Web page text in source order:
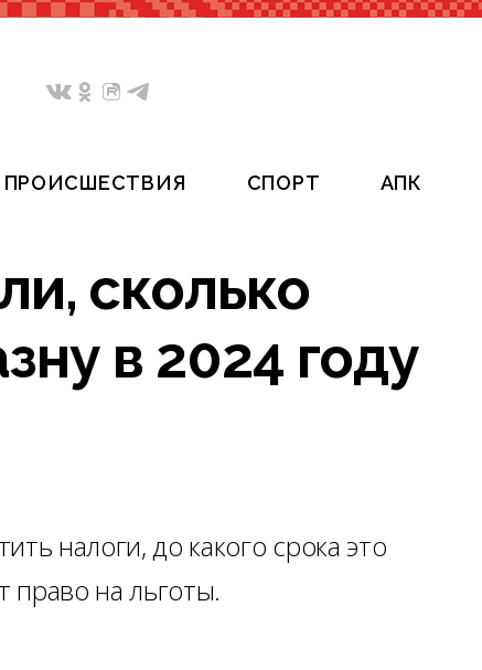
ПРОИСШЕСТВИЯ СПОРТ АПК
сколько
в 2024 году
налоги, до какого срока это
право на льготы.